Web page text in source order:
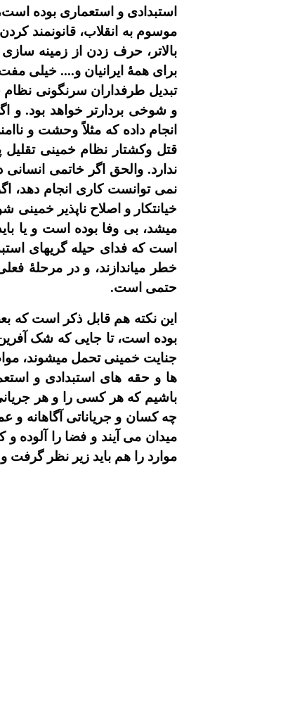
استبدادى و استعمارى بوده
موسوم به انقلاب، قانونمند
بالاتر، حرف زدن از زمينه
براى همۀ ايرانيان و.... خيلى
تبديل طرفداران سرنگونى
و شوخى بردارتر خواهد بود. و
انجام داده که مثلاً وحشت و
قتل وکشتار نظام خمينى
ندارد. والحق اگر خاتمى
نمى توانست کارى انجام دهد،
خيانتکار و اصلاح ناپذير خمينى
ميشد، بى وفا بوده است و يا
است که فداى حيله گريهاى
خطر مياندازند، و در مرحلۀ
حتمى است.
اين نکته هم قابل ذکر است که
بوده است، تا جايى که شک
جنايت خمينى تحمل ميشوند،
ها و حقه هاى استبدادى و
باشيم که هر کسى را و هر
چه کسان و جرياناتى آگاهانه و
ميدان می آيند و فضا را آلوده
موارد را هم بايد زير نظر گرفت